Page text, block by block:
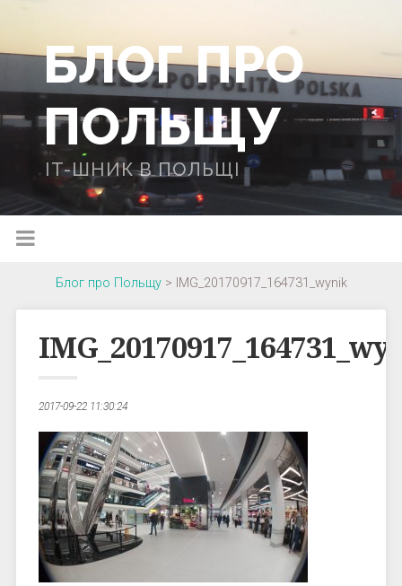
БЛОГ ПРО
ПОЛЬЩУ
IT-ШНИК В ПОЛЬЩІ
Блог про Польщу> IMG_20170917_164731_wynik
2017-09-22 11:30:24